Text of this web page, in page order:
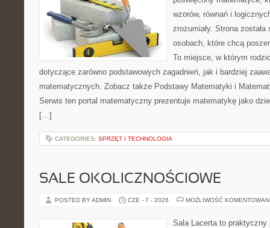
wzorów, równań i
zrozumiały. Strona
osobach, które chcą
To miejsce, w którym
dotyczące zarówno podstawowych zagadnień, jak i bardziej
matematycznych. Zobacz także Podstawy Matematyki i
Serwis ten portal matematyczny prezentuje matematykę jako
[…]
CATEGORIES: SPRZĘT I TECHNOLOGIA
SALE OKOLICZNOŚCIOWE
POSTED BY ADMIN CZE - 7 - 2026 MOŻLIWOŚĆ
Sala Lacerta to praktyczny